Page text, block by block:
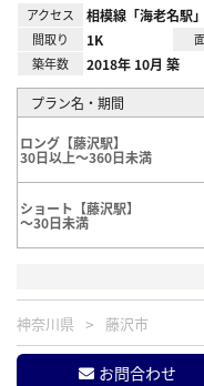
アクセス 相模線「海老名駅」
間取り 1K
築年数 2018年 10月 築
プラン名・期間
ロング【藤沢駅】
30日以上～360日未満
ショート【藤沢駅】
～30日未満
神奈川県 藤沢市
お問合わせ